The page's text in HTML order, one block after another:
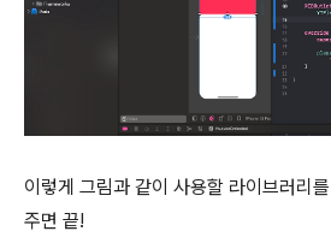
이렇게 그림과 같이 사용할 라이브러리
주면 끝!